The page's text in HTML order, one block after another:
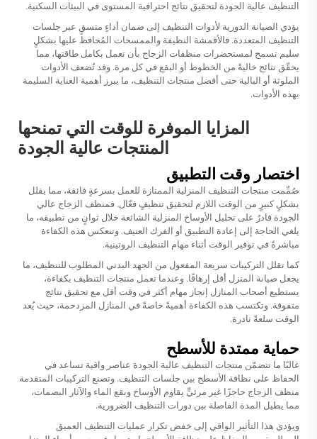
التنظيف عالية الجودة لتحقيق نتائج احترافية المستوى في البيئات السكنية.
يؤدي الصيانة الدورية لأدوات التنظيف إلى ضمان أداءٍ متسقٍ عبر جلسات
التنظيف المتعددة. فالأقمشة النظيفة والممسحات المُحافظ عليها بشكلٍ
سليم تسمح لمستحضرات منظفات الزجاج بأن تعمل بكامل طاقتها، مما
يحقّق نتائج خاليةً من الخطوط أو البقع في كل مرة. وقد تُضعف الأدوات
الملوثة أو البالية حتى أفضل منتجات التنظيف، ما يبرز أهمية العناية السليمة
بهذه الأدوات.
المزايا الموفرة للوقت التي تمنحها
المنتجات عالية الجودة
اختصار وقت التطبيق
صُمِّمت منتجات التنظيف المنزلية الممتازة للعمل بسرعةٍ فائقة، مما يقلل
بشكلٍ كبيرٍ من الوقت اللازم لتحقيق تنظيفٍ فعّال. فمنظف الزجاج عالي
الجودة قادرٌ على تحليل الأوساخ المنزلية الشائعة خلال ثوانٍ من تطبيقه، ما
يلغي الحاجة إلى إعادة التطبيق أو الفرك العنيف. وتنعكس هذه الكفاءة
مباشرةً في توفير الوقت أثناء مهام التنظيف الروتينية.
كما تقلل التركيبات سريعة المفعول من الجهد البدني المطلوب للتنظيف، ما
يجعل صيانة المنزل أقل إرهاقًا. وعندما تعمل منتجات التنظيف بكفاءة،
يستطيع أصحاب المنازل إنجاز مهام أكثر في وقت أقل مع تحقيق نتائج
متفوقة. وتكتسب هذه الكفاءة أهميةً خاصةً في المنازل المزدحمة، حيث يُعد
الوقت سلعةً نادرة.
حماية ممتدة للأسطح
غالبًا ما تتضمّن منتجات التنظيف عالية الجودة عناصر واقية تساعد في
الحفاظ على نظافة الأسطح بين جلسات التنظيف. وتصنع التركيبات المتقدمة
منظف الزجاج حاجزًا غير مرئيٍّ يقاوم الأوساخ وبقع الماء والآثار البصمات،
مما يطيل المدة الفاصلة بين دورات التنظيف الضرورية.
ويؤدي هذا التأثير الواقي إلى خفض تكرار عمليات التنظيف العميق